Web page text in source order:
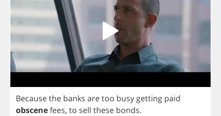
Becausethe banks aretoo busy getting paid
obscenefees, to sell these bonds.